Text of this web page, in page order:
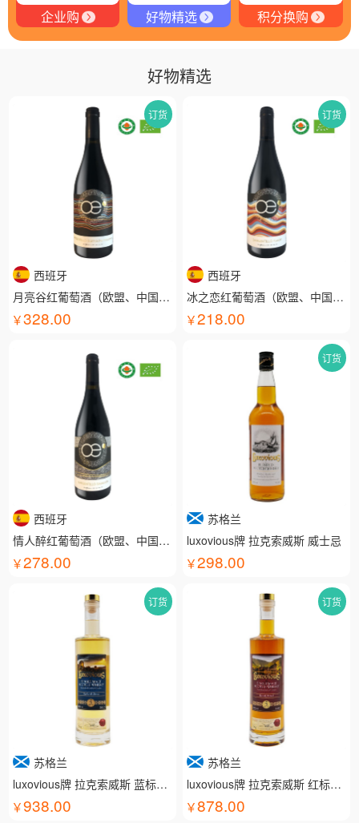
企业购 好物精选 积分换购
好物精选
订货
西班牙
月亮谷红葡萄酒（欧盟、中国有机认证）
328.00
订货
西班牙
冰之恋红葡萄酒（欧盟、中国有机认证）
218.00
西班牙
情人醉红葡萄酒（欧盟、中国有机认证）
278.00
订货
苏格兰
luxovious牌 拉克索威斯 威士忌
298.00
订货
苏格兰
luxovious牌 拉克索威斯 蓝标威士忌
938.00
订货
苏格兰
luxovious牌 拉克索威斯 红标威士忌
878.00